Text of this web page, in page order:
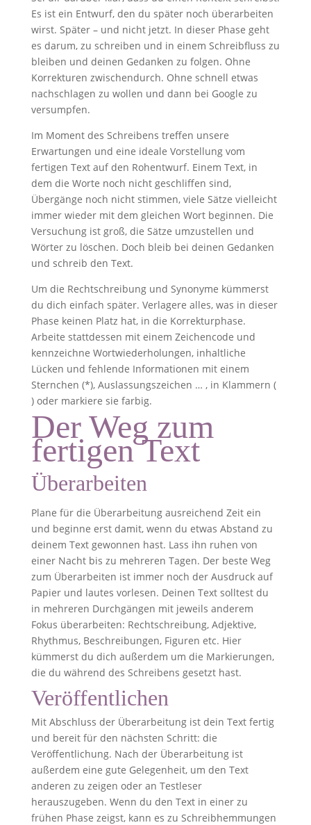
Es ist ein Entwurf, den du später noch überarbeiten
wirst. Später – und nicht jetzt. In dieser Phase geht
es darum, zu schreiben und in einem Schreibfluss zu
bleiben und deinen Gedanken zu folgen. Ohne
Korrekturen zwischendurch. Ohne schnell etwas
nachschlagen zu wollen und dann bei Google zu
versumpfen.
Im Moment des Schreibens treffen unsere
Erwartungen und eine ideale Vorstellung vom
fertigen Text auf den Rohentwurf. Einem Text, in
dem die Worte noch nicht geschliffen sind,
Übergänge noch nicht stimmen, viele Sätze vielleicht
immer wieder mit dem gleichen Wort beginnen. Die
Versuchung ist groß, die Sätze umzustellen und
Wörter zu löschen. Doch bleib bei deinen Gedanken
und schreib den Text.
Um die Rechtschreibung und Synonyme kümmerst
du dich einfach später. Verlagere alles, was in dieser
Phase keinen Platz hat, in die Korrekturphase.
Arbeite stattdessen mit einem Zeichencode und
kennzeichne Wortwiederholungen, inhaltliche
Lücken und fehlende Informationen mit einem
Sternchen (*), Auslassungszeichen … , in Klammern (
) oder markiere sie farbig.
Der Weg zum
fertigen Text
Überarbeiten
Plane für die Überarbeitung ausreichend Zeit ein
und beginne erst damit, wenn du etwas Abstand zu
deinem Text gewonnen hast. Lass ihn ruhen von
einer Nacht bis zu mehreren Tagen. Der beste Weg
zum Überarbeiten ist immer noch der Ausdruck auf
Papier und lautes vorlesen. Deinen Text solltest du
in mehreren Durchgängen mit jeweils anderem
Fokus überarbeiten: Rechtschreibung, Adjektive,
Rhythmus, Beschreibungen, Figuren etc. Hier
kümmerst du dich außerdem um die Markierungen,
die du während des Schreibens gesetzt hast.
Veröffentlichen
Mit Abschluss der Überarbeitung ist dein Text fertig
und bereit für den nächsten Schritt: die
Veröffentlichung. Nach der Überarbeitung ist
außerdem eine gute Gelegenheit, um den Text
anderen zu zeigen oder an Testleser
herauszugeben. Wenn du den Text in einer zu
frühen Phase zeigst, kann es zu Schreibhemmungen